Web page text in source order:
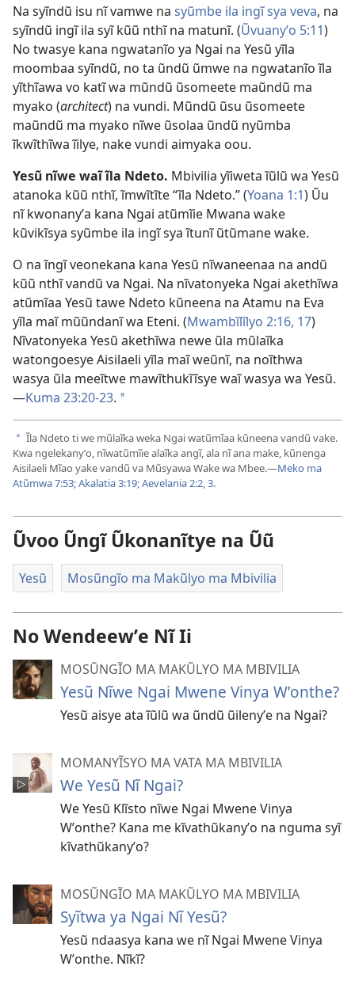
Na syĩndũ isu nĩ vamwe na syũmbe ila ingĩ sya veva, na
syĩndũ ingĩ ila syĩ kũũ nthĩ na matunĩ. (Ũvuanyʼo 5:11)
No twasye kana ngwatanĩo ya Ngai na Yesũ yĩla
moombaa syĩndũ, no ta ũndũ ũmwe na ngwatanĩo ĩla
yĩthĩawa vo katĩ wa mũndũ ũsomeete maũndũ ma
myako (architect) na vundi. Mũndũ ũsu ũsomeete
maũndũ ma myako nĩwe ũsolaa ũndũ nyũmba
ĩkwĩthĩwa ĩilye, nake vundi aimyaka oou.
Yesũ nĩwe waĩ ĩla Ndeto. Mbivilia yĩiweta ĩũlũ wa Yesũ
atanoka kũũ nthĩ, ĩmwĩtĩte “ĩla Ndeto.” (Yoana 1:1) Ũu
nĩ kwonanyʼa kana Ngai atũmĩie Mwana wake
kũvikĩsya syũmbe ila ingĩ sya ĩtunĩ ũtũmane wake.
O na ĩngĩ veonekana kana Yesũ nĩwaneenaa na andũ
kũũ nthĩ vandũ va Ngai. Na nĩvatonyeka Ngai akethĩwa
atũmĩaa Yesũ tawe Ndeto kũneena na Atamu na Eva
yĩla maĩ mũũndanĩ wa Eteni. (Mwambĩlĩlyo 2:16, 17)
Nĩvatonyeka Yesũ akethĩwa newe ũla mũlaĩka
watongoesye Aisilaeli yĩla maĩ weũnĩ, na noĩthwa
wasya ũla meeĩtwe mawĩthukĩĩsye waĩ wasya wa Yesũ.
—Kuma 23:20-23. a
a Ĩla Ndeto ti we mũlaĩka weka Ngai watũmĩaa kũneena vandũ vake.
Kwa ngelekanyʼo, nĩwatũmĩie alaĩka angĩ, ala nĩ ana make, kũnenga
Aisilaeli Mĩao yake vandũ va Mũsyawa Wake wa Mbee.—Meko ma
Atũmwa 7:53;Akalatia 3:19;Aevelania 2:2, 3.
Ũvoo Ũngĩ Ũkonanĩtye na Ũũ
Yesũ Mosũngĩo ma Makũlyo ma Mbivilia
No Wendeewʼe Nĩ Ii
MOSŨNGĨO MA MAKŨLYO MA MBIVILIA
Yesũ Nĩwe Ngai Mwene Vinya Wʼonthe?
Yesũ aisye ata ĩũlũ wa ũndũ ũilenyʼe na Ngai?
MOMANYĨSYO MA VATA MA MBIVILIA
We Yesũ Nĩ Ngai?
We Yesũ Klĩsto nĩwe Ngai Mwene Vinya
Wʼonthe? Kana me kĩvathũkanyʼo na nguma syĩ
kĩvathũkanyʼo?
MOSŨNGĨO MA MAKŨLYO MA MBIVILIA
Syĩtwa ya Ngai Nĩ Yesũ?
Yesũ ndaasya kana we nĩ Ngai Mwene Vinya
Wʼonthe. Nĩkĩ?